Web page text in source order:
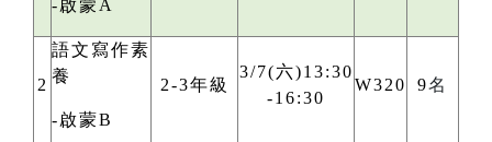
-啟蒙A
2
語文寫作素
養
-啟蒙B
2-3年級
3/7(六)13:30
-16:30
W320 9名